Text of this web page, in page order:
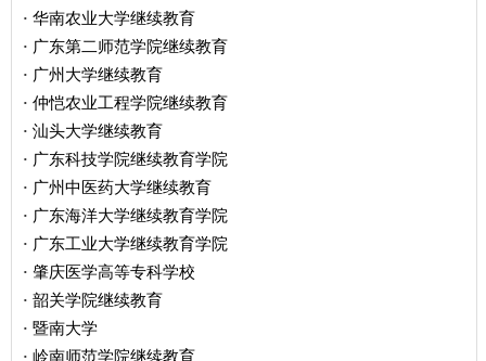
· 华南农业大学继续教育
· 广东第二师范学院继续教育
· 广州大学继续教育
· 仲恺农业工程学院继续教育
· 汕头大学继续教育
· 广东科技学院继续教育学院
· 广州中医药大学继续教育
· 广东海洋大学继续教育学院
· 广东工业大学继续教育学院
· 肇庆医学高等专科学校
· 韶关学院继续教育
· 暨南大学
· 岭南师范学院继续教育